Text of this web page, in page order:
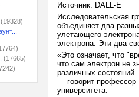
(19328)
(17665)
Источник: DALL-E
Исследовательская
объединяет два
улетающего
электрона. Эти два
«Это означает, что
что сам электрон не
различных
— говорит профессор
университета.